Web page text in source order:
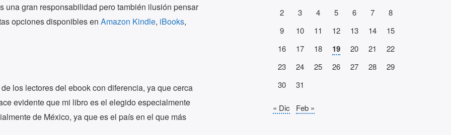
una gran responsabilidad pero también ilusión pensar
opciones disponibles en Amazon Kindle, iBooks,
los lectores del ebook con diferencia, ya que cerca
evidente que mi libro es el elegido especialmente
de México, ya que es el país en el que más
2
3 4 5 6 7
8
9
10 11 12 13 14
15
16
17 18 19 20 21
22
23
24 25 26 27 28
29
30
31
« Dic Feb »